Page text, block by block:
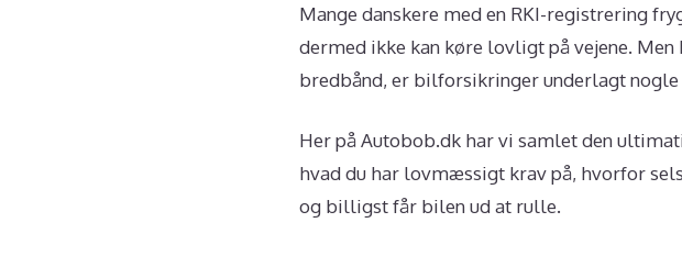
Mange danskere med en RKI-registrering
dermed ikke kan køre lovligt på vejene.
bredbånd, er bilforsikringer underlagt
Her på Autobob.dk har vi samlet den
hvad du har lovmæssigt krav på, hvorfor
og billigst får bilen ud at rulle.